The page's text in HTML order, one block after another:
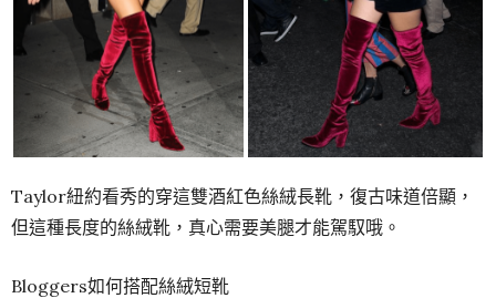
Taylor紐約看秀的穿這雙酒紅色絲絨長靴，復古味道倍顯，
但這種長度的絲絨靴，真心需要美腿才能駕馭哦。
Bloggers如何搭配絲絨短靴